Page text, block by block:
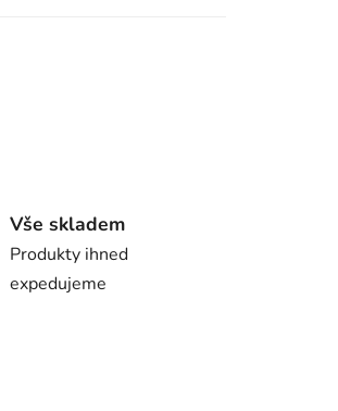
Vše skladem
Produkty ihned
expedujeme